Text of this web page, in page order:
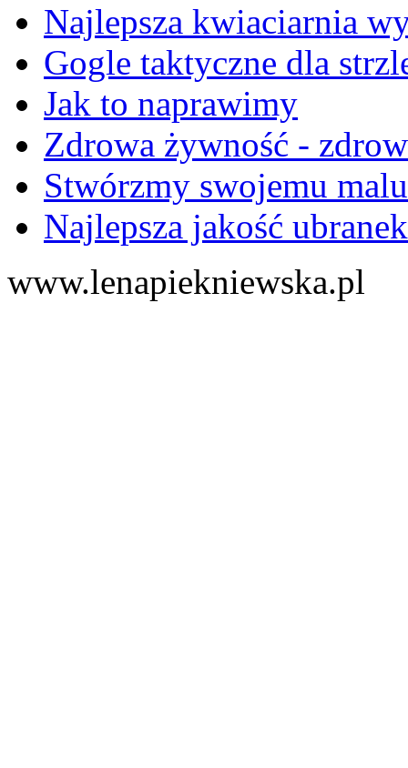
Najlepsza kwiaciarnia
Gogle taktyczne dla
Jak to naprawimy
Zdrowa żywność -
Stwórzmy swojemu
Najlepsza jakość
www.lenapiekniewska.pl